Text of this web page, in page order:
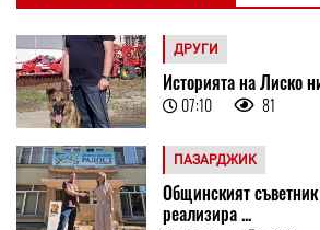
ДРУГИ
Историята на Лиско
07:10 81
ПАЗАРДЖИК
Общинският
реализира ...